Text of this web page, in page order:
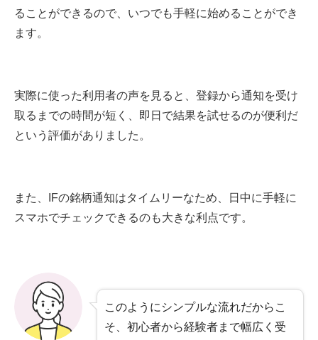
ることができるので、いつでも手軽に始めることができ
ます。
実際に使った利用者の声を見ると、登録から通知を受け
取るまでの時間が短く、即日で結果を試せるのが便利だ
という評価がありました。
また、IFの銘柄通知はタイムリーなため、日中に手軽に
スマホでチェックできるのも大きな利点です。
このようにシンプルな流れだからこ
そ、初心者から経験者まで幅広く受